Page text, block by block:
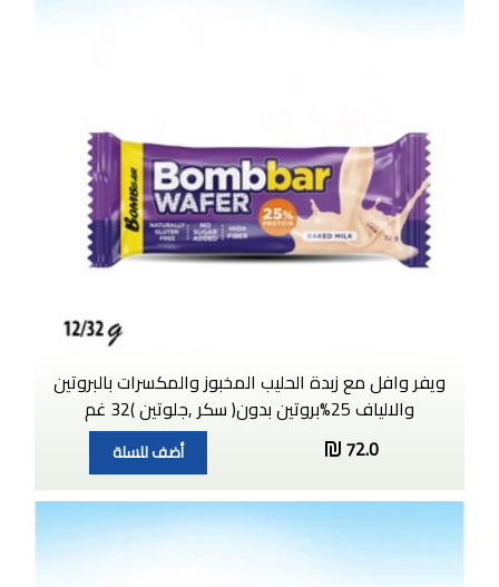
ويفر وافل مع زبدة الحليب المخبوز والمكسرات بالبروتين
والالياف 25%بروتين بدون( سكر ,جلوتين )32 غم
72.0
أضف للسلة